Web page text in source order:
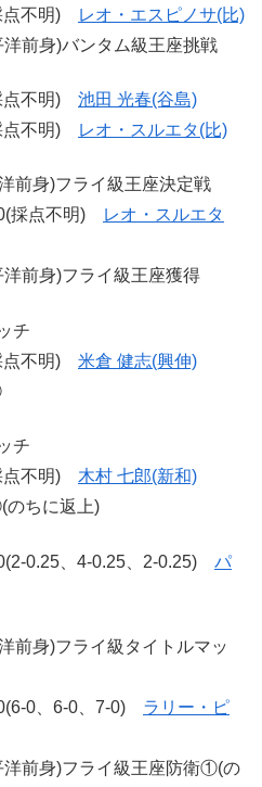
点不明)
レオ・エスピノサ(比)
前身)バンタム級王座挑戦
点不明) 池田 光春(谷島)
点不明)
レオ・スルエタ(比)
前身)フライ級王座決定戦
採点不明)
レオ・スルエタ
前身)フライ級王座獲得
チ
点不明) 米倉 健志(興伸)
チ
点不明) 木村 七郎(新和)
ちに返上)
0.25、4-0.25、2-0.25) パ
前身)フライ級タイトルマッ
0、6-0、7-0) ラリー・ピ
前身)フライ級王座防衛①(の